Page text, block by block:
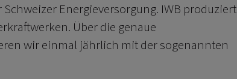
Energieversorgung. IWB produziert
Über die genaue
wir einmal jährlich mit der sogenannten